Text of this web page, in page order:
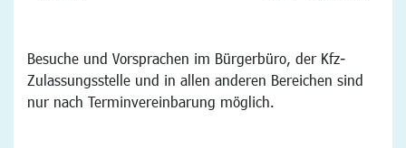
Besuche und Vorsprachen im Bürgerbüro, der Kfz-
Zulassungsstelle und in allen anderen Bereichen sind
nur nach Terminvereinbarung möglich.